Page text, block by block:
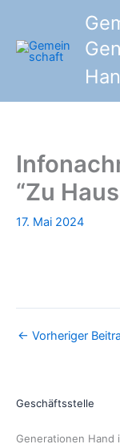
springen
“Zu
17. Mai 2024
← Vorheriger
Geschäftsstelle
Generationen Hand